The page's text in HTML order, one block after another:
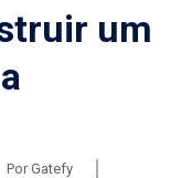
um
PorGatefy